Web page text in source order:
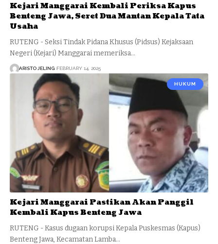
Kejari Manggarai Kembali Periksa Kapus
Benteng Jawa, Seret Dua Mantan Kepala Tata
Usaha
RUTENG - Seksi Tindak Pidana Khusus (Pidsus) Kejaksaan
Negeri (Kejari) Manggarai memeriksa…
ARISTO JELING FEBRUARY 14, 2025
HUKUM
Kejari Manggarai Pastikan Akan Panggil
Kembali Kapus Benteng Jawa
RUTENG - Kasus dugaan korupsi Kepala Puskesmas (Kapus)
Benteng Jawa, Kecamatan Lamba…